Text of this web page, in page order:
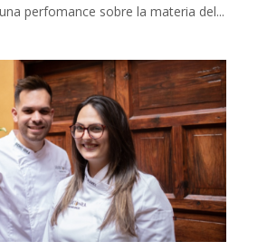
perfomance sobre la materia del...